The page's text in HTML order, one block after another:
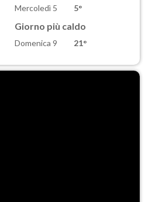
Mercoledì 5 5°
Giorno più caldo
Domenica 9 21°